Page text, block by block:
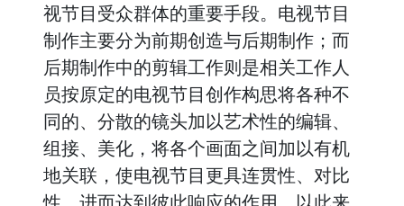
视节目受众群体的重要手段。电视节目
制作主要分为前期创造与后期制作；而
后期制作中的剪辑工作则是相关工作人
员按原定的电视节目创作构思将各种不
同的、分散的镜头加以艺术性的编辑、
组接、美化，将各个画面之间加以有机
地关联，使电视节目更具连贯性、对比